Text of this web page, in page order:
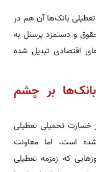
بانک‌ها آن هم در
و دستمزد پرسنل به
اقتصادی تبدیل شده
بر چشم
خسارت تحمیلی تعطیلی
است، اما معاونت
که زمزمه‌‌ تعطیلی